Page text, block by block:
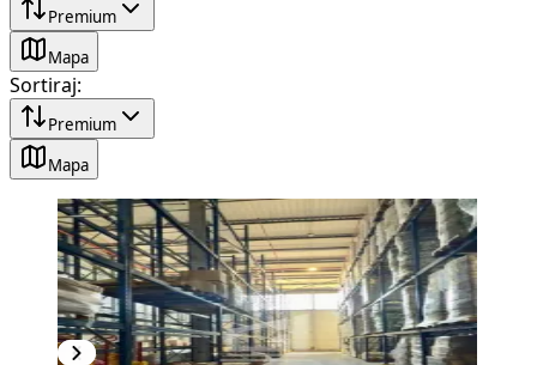
Premium
Mapa
Sortiraj:
Premium
Mapa